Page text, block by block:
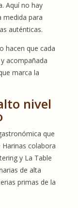
Aquí no hay
medida para
auténticas.
hacen que cada
acompañada
marca la
nivel
que
colabora
y La Table
de alta
primas de la